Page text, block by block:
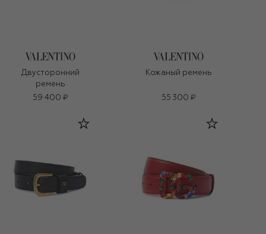
Двусторонний
ремень
59 400 ₽
Кожаный ремень
55 300 ₽